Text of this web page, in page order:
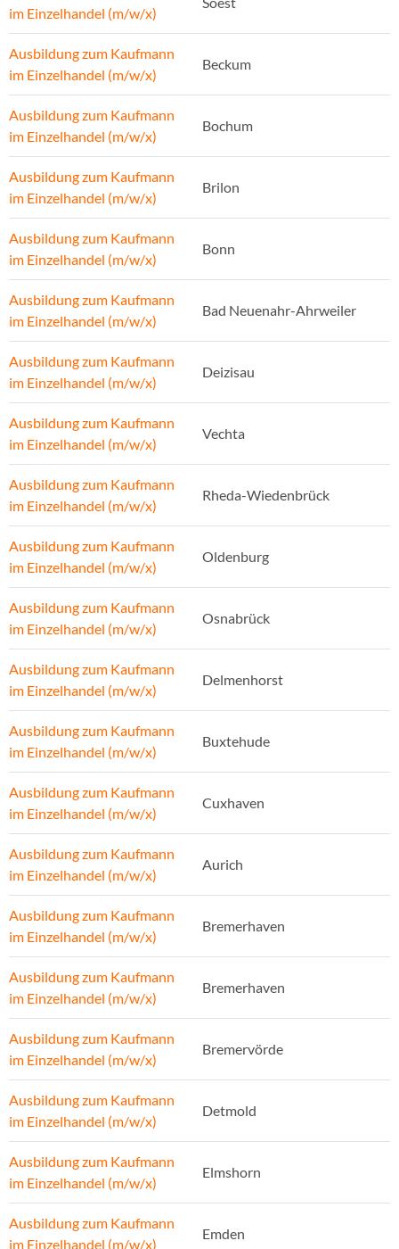
im Einzelhandel (m/w/x)
Ausbildung zum Kaufmann
im Einzelhandel (m/w/x)
Beckum
Ausbildung zum Kaufmann
im Einzelhandel (m/w/x)
Bochum
Ausbildung zum Kaufmann
im Einzelhandel (m/w/x)
Brilon
Ausbildung zum Kaufmann
im Einzelhandel (m/w/x)
Bonn
Ausbildung zum Kaufmann
im Einzelhandel (m/w/x)
Bad Neuenahr-Ahrweiler
Ausbildung zum Kaufmann
im Einzelhandel (m/w/x)
Deizisau
Ausbildung zum Kaufmann
im Einzelhandel (m/w/x)
Vechta
Ausbildung zum Kaufmann
im Einzelhandel (m/w/x)
Rheda-Wiedenbrück
Ausbildung zum Kaufmann
im Einzelhandel (m/w/x)
Oldenburg
Ausbildung zum Kaufmann
im Einzelhandel (m/w/x)
Osnabrück
Ausbildung zum Kaufmann
im Einzelhandel (m/w/x)
Delmenhorst
Ausbildung zum Kaufmann
im Einzelhandel (m/w/x)
Buxtehude
Ausbildung zum Kaufmann
im Einzelhandel (m/w/x)
Cuxhaven
Ausbildung zum Kaufmann
im Einzelhandel (m/w/x)
Aurich
Ausbildung zum Kaufmann
im Einzelhandel (m/w/x)
Bremerhaven
Ausbildung zum Kaufmann
im Einzelhandel (m/w/x)
Bremerhaven
Ausbildung zum Kaufmann
im Einzelhandel (m/w/x)
Bremervörde
Ausbildung zum Kaufmann
im Einzelhandel (m/w/x)
Detmold
Ausbildung zum Kaufmann
im Einzelhandel (m/w/x)
Elmshorn
Ausbildung zum Kaufmann
im Einzelhandel (m/w/x)
Emden